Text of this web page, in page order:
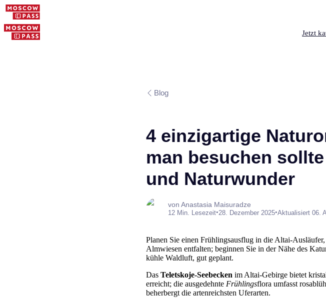
Jetzt
Blog
4 einzigartige
man besuchen
und Naturwunder
von Anastasia Maisuradze
12 Min. Lesezeit•28. Dezember 2025•Aktualisiert 06.
Planen Sie einen Frühlingsausflug in die Altai-
Almwiesen entfalten; beginnen Sie in der Nähe des
kühle Waldluft, gut geplant.
Das Teletskoje-Seebecken im Altai-Gebirge bietet
erreicht; die ausgedehnte Frühlingsflora umfasst
beherbergt die artenreichsten Uferarten.